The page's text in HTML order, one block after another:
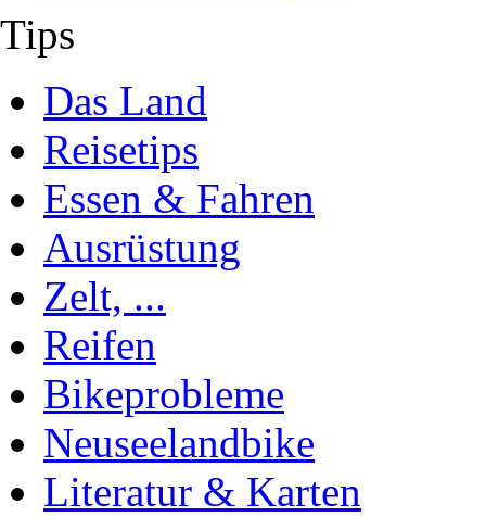
Tips
Das Land
Reisetips
Essen & Fahren
Ausrüstung
Zelt, ...
Reifen
Bikeprobleme
Neuseelandbike
Literatur & Karten